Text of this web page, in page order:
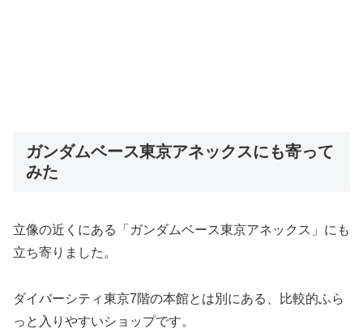
ガンダムベース東京アネックスにも寄って
みた
立像の近くにある「ガンダムベース東京アネックス」にも
立ち寄りました。
ダイバーシティ東京7階の本館とは別にある、比較的ふら
っと入りやすいショップです。